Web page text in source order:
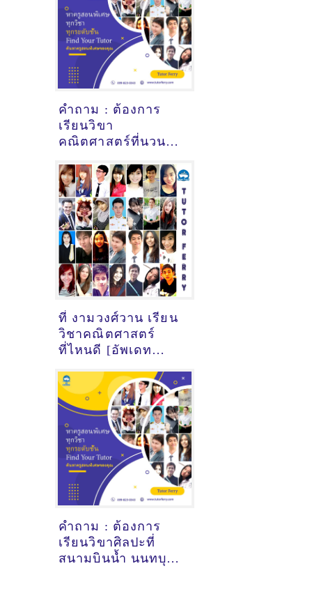
คำถาม : ต้องการ
เรียนวิขา
คณิตศาสตร์ที่นวนคร
แนะนำครูสอนพิเศษ
ที่นี่
ที่ งามวงศ์วาน เรียน
วิชาคณิตศาสตร์
ที่ไหนดี [อัพเดท
คณิตศาสตร์
เมื่อ15/10/2024,
7:15:34]
คำถาม : ต้องการ
เรียนวิขาศิลปะที่
สนามบินน้ำ นนทบุรี -